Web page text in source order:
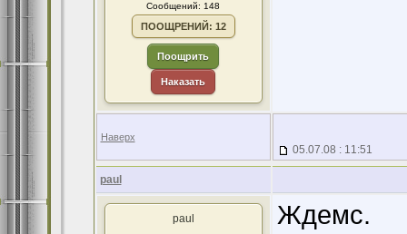
Сообщений: 148
ПООЩРЕНИЙ: 12
Поощрить
Наказать
Наверх
05.07.08 : 11:51
paul
paul Ждемс.